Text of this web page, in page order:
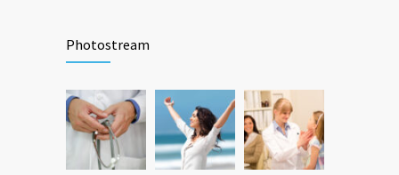
ottobre al 15 dicembre 2023
Quanto dura l’effetto del botox? 533
7 GIUGNO 2026
Photostream